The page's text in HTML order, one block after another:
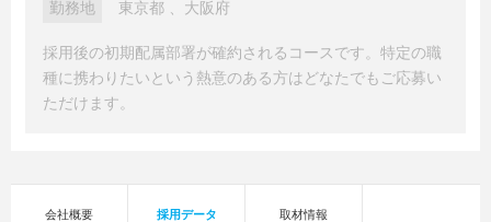
勤務地 東京都 大阪府
採用後の初期配属部署が確約されるコースです。特定の職
種に携わりたいという熱意のある方はどなたでもご応募い
ただけます。
会社概要 採用データ 取材情報